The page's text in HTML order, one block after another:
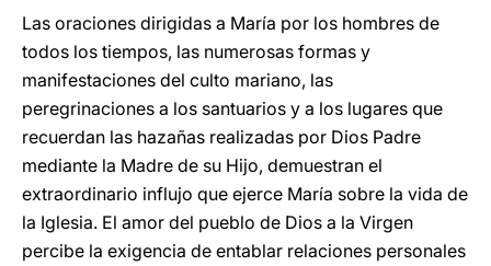
Las oraciones dirigidas a María por los hombres de
todos los tiempos, las numerosas formas y
manifestaciones del culto mariano, las
peregrinaciones a los santuarios y a los lugares que
recuerdan las hazañas realizadas por Dios Padre
mediante la Madre de su Hijo, demuestran el
extraordinario influjo que ejerce María sobre la vida de
la Iglesia. El amor del pueblo de Dios a la Virgen
percibe la exigencia de entablar relaciones personales